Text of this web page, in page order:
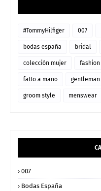
#TommyHilfiger 007
bodas españa bridal
colección mujer
fatto a mano gentleman
groom style menswear
007
Bodas España